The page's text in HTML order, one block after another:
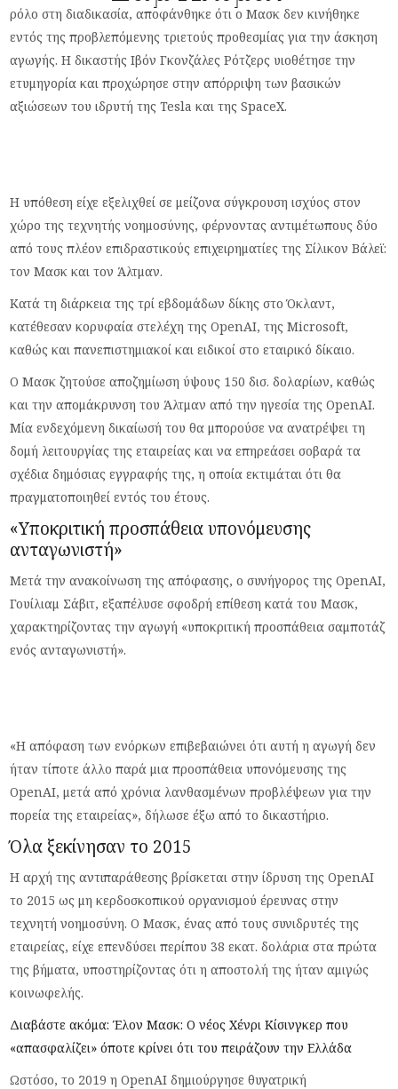
ρόλο στη διαδικασία, αποφάνθηκε ότι ο Μασκ δεν κινήθηκε
εντός της προβλεπόμενης τριετούς προθεσμίας για την άσκηση
αγωγής. Η δικαστής Ιβόν Γκονζάλες Ρότζερς υιοθέτησε την
ετυμηγορία και προχώρησε στην απόρριψη των βασικών
αξιώσεων του ιδρυτή της Tesla και της SpaceX.
Η υπόθεση είχε εξελιχθεί σε μείζονα σύγκρουση ισχύος στον
χώρο της τεχνητής νοημοσύνης, φέρνοντας αντιμέτωπους δύο
από τους πλέον επιδραστικούς επιχειρηματίες της Σίλικον Βάλεϊ:
τον Μασκ και τον Άλτμαν.
Κατά τη διάρκεια της τρί εβδομάδων δίκης στο Όκλαντ,
κατέθεσαν κορυφαία στελέχη της OpenAI, της Microsoft,
καθώς και πανεπιστημιακοί και ειδικοί στο εταιρικό δίκαιο.
Ο Μασκ ζητούσε αποζημίωση ύψους 150 δισ. δολαρίων, καθώς
και την απομάκρυνση του Άλτμαν από την ηγεσία της OpenAI.
Μία ενδεχόμενη δικαίωσή του θα μπορούσε να ανατρέψει τη
δομή λειτουργίας της εταιρείας και να επηρεάσει σοβαρά τα
σχέδια δημόσιας εγγραφής της, η οποία εκτιμάται ότι θα
πραγματοποιηθεί εντός του έτους.
«Υποκριτική προσπάθεια υπονόμευσης
ανταγωνιστή»
Μετά την ανακοίνωση της απόφασης, ο συνήγορος της OpenAI,
Γουίλιαμ Σάβιτ, εξαπέλυσε σφοδρή επίθεση κατά του Μασκ,
χαρακτηρίζοντας την αγωγή «υποκριτική προσπάθεια σαμποτάζ
ενός ανταγωνιστή».
«Η απόφαση των ενόρκων επιβεβαιώνει ότι αυτή η αγωγή δεν
ήταν τίποτε άλλο παρά μια προσπάθεια υπονόμευσης της
OpenAI, μετά από χρόνια λανθασμένων προβλέψεων για την
πορεία της εταιρείας», δήλωσε έξω από το δικαστήριο.
Όλα ξεκίνησαν το 2015
Η αρχή της αντιπαράθεσης βρίσκεται στην ίδρυση της OpenAI
το 2015 ως μη κερδοσκοπικού οργανισμού έρευνας στην
τεχνητή νοημοσύνη. Ο Μασκ, ένας από τους συνιδρυτές της
εταιρείας, είχε επενδύσει περίπου 38 εκατ. δολάρια στα πρώτα
της βήματα, υποστηρίζοντας ότι η αποστολή της ήταν αμιγώς
κοινωφελής.
Διαβάστε ακόμα: Έλον Μασκ: Ο νέος Χένρι Κίσινγκερ που
«απασφαλίζει» όποτε κρίνει ότι του πειράζουν την Ελλάδα
Ωστόσο, το 2019 η OpenAI δημιούργησε θυγατρική